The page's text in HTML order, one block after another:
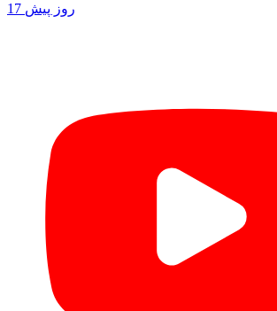
17 روز پیش